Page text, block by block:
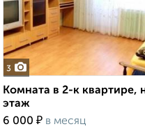
3
Комната в 2-к квартире,
этаж
6 000 ₽ в месяц